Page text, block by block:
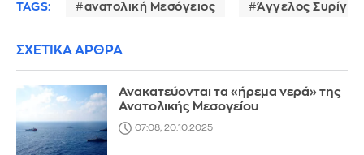
TAGS: ανατολική Μεσόγειος Άγγελος Συρίγος
ΣΧΕΤΙΚΑ ΑΡΘΡΑ
Ανακατεύονται τα «ήρεμα νερά» της
Ανατολικής Μεσογείου
07:08, 20.10.2025